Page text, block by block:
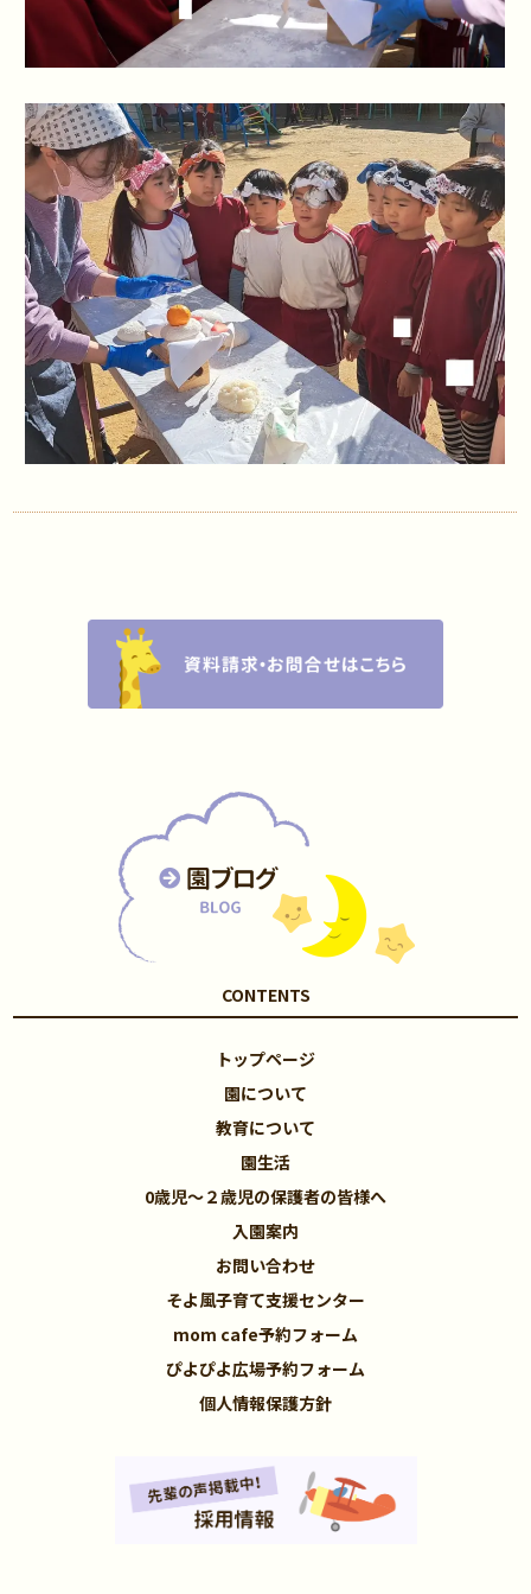
CONTENTS
トップページ
園について
教育について
園生活
0歳児～２歳児の保護者の皆様へ
入園案内
お問い合わせ
そよ風子育て支援センター
mom cafe予約フォーム
ぴよぴよ広場予約フォーム
個人情報保護方針